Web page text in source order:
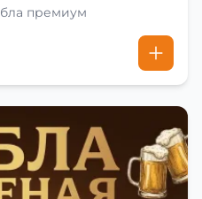
премиум